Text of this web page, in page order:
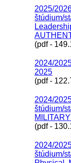
2025/
štúdium/
(pdf -
2024/
2025
(pdf -
2024/
štúdium/
(pdf -
2024/
štúdium/